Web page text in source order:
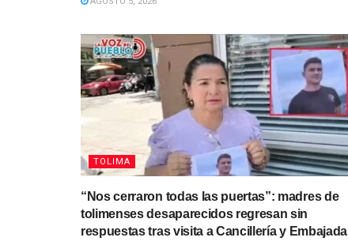
TOLIMA
“Nos cerraron todas las puertas”: madres de
tolimenses desaparecidos regresan sin
respuestas tras visita a Cancillería y Embajada